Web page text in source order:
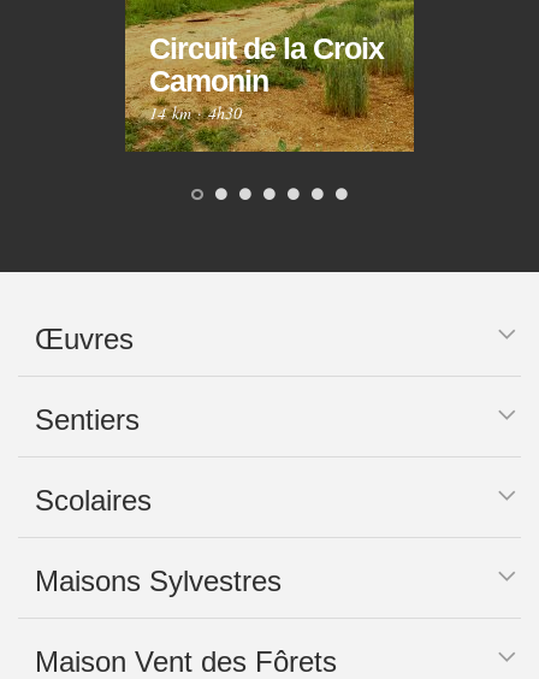
Circuit de la Croix
Camonin
14 km·4h30
Œuvres
Sentiers
Scolaires
Maisons Sylvestres
Maison Vent des Fôrets